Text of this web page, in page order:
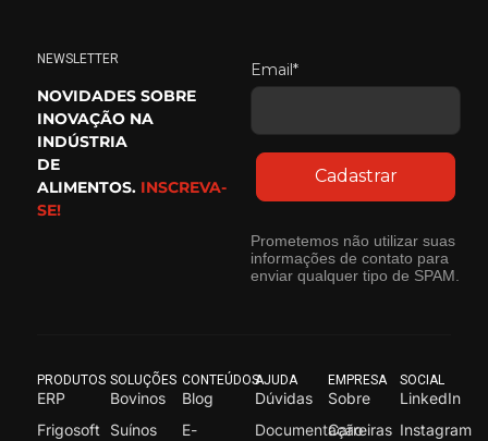
NEWSLETTER
NOVIDADES SOBRE
INOVAÇÃO NA
INDÚSTRIA
DE
ALIMENTOS. INSCREVA-
SE!
Email*
Cadastrar
Prometemos não utilizar suas
informações de contato para
enviar qualquer tipo de SPAM.
PRODUTOS
ERP
Frigosoft
SOLUÇÕES
Bovinos
Suínos
CONTEÚDOS
Blog
E-
AJUDA
Dúvidas
Documentação
EMPRESA
Sobre
Carreiras
SOCIAL
LinkedIn
Instagram